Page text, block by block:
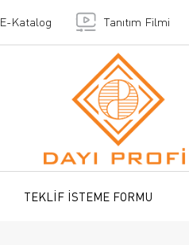
E-Katalog Tanıtım Filmi
TEKLİF İSTEME FORMU